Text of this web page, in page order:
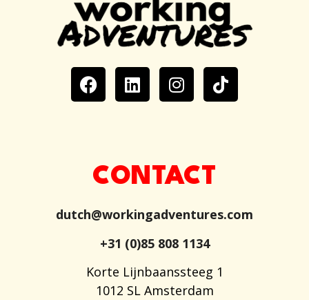
CONTACT
dutch@workingadventures.com
+31 (0)85 808 1134
Korte Lijnbaanssteeg 1
1012 SL Amsterdam